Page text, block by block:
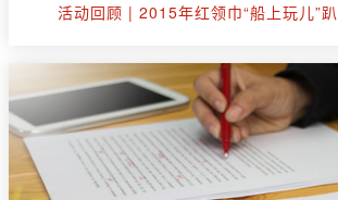
活动回顾 | 2015年红领巾“船上玩儿”